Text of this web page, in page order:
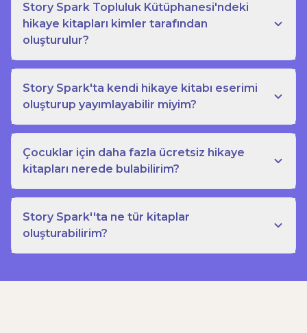
Story Spark Topluluk Kütüphanesi'ndeki
hikaye kitapları kimler tarafından
oluşturulur?
Story Spark'ta kendi hikaye kitabı eserimi
oluşturup yayımlayabilir miyim?
Çocuklar için daha fazla ücretsiz hikaye
kitapları nerede bulabilirim?
Story Spark''ta ne tür kitaplar
oluşturabilirim?